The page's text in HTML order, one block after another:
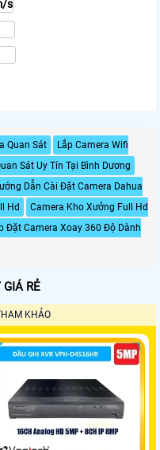
Quan Sát
Lắp Camera Wifi
Sát Uy Tín Tại Bình Dương
Dẫn Cài Đặt Camera Dahua
Hd
Camera Kho Xưởng Full Hd
Đặt Camera Xoay 360 Độ Dành
RẺ
KHẢO